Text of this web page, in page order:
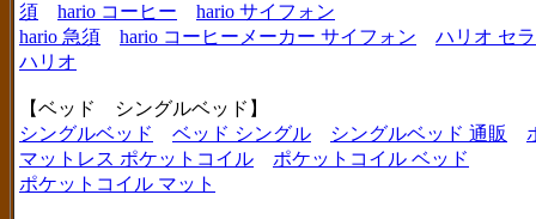
須
hario コーヒー
hario サイフォン
hario 急須
hario コーヒーメーカー サイフォン
ハリオ セ
ハリオ
【ベッド シングルベッド】
シングルベッド
ベッド シングル シングルベッド 通販
マットレス ポケットコイル
ポケットコイル ベッド
ポケットコイル マット